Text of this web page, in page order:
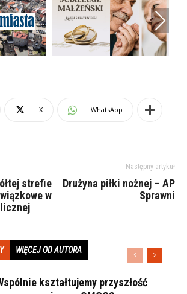
Next
X WhatsApp
strefie
w
Następny artykuł
Drużyna piłki nożnej – AP
Sprawni
WIĘCEJ OD AUTORA
kształtujemy przyszłość